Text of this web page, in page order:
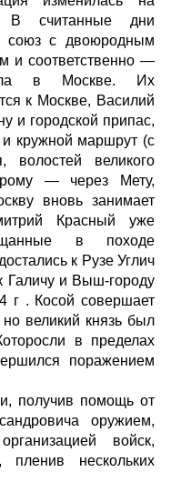
В считанные дни
союз с двоюродным
и соответственно —
в Москве. Их
к Москве, Василий
и городской припас,
кружной маршрут (с
волостей великого
— через Мету,
вновь занимает
Красный уже
в походе
к Рузе Углич
и Выш-городу
г . Косой совершает
великий князь был
в пределах
поражением
получив помощь от
оружием,
войск,
пленив нескольких